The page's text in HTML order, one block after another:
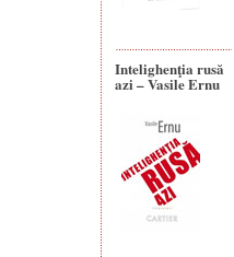
Intelighenţia rusă
azi – Vasile Ernu